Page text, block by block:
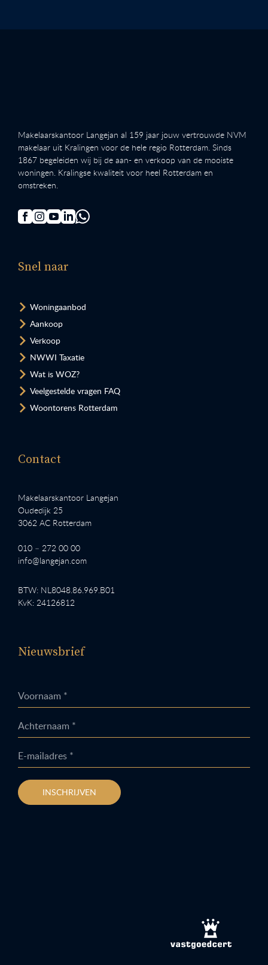
Makelaarskantoor Langejan al 159 jaar jouw vertrouwde NVM
makelaar uit Kralingen voor de hele regio Rotterdam. Sinds
1867 begeleiden wij bij de aan- en verkoop van de mooiste
woningen. Kralingse kwaliteit voor heel Rotterdam en
omstreken.
Snel naar
Woningaanbod
Aankoop
Verkoop
NWWI Taxatie
Wat is WOZ?
Veelgestelde vragen FAQ
Woontorens Rotterdam
Contact
Makelaarskantoor Langejan
Oudedijk 25
3062 AC Rotterdam
010 – 272 00 00
info@langejan.com
BTW: NL8048.86.969.B01
KvK: 24126812
Nieuwsbrief
Voornaam *
Achternaam *
E-mailadres *
INSCHRIJVEN